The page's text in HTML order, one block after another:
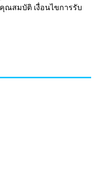
ณสมบัติ เงื่อนไขการรับ